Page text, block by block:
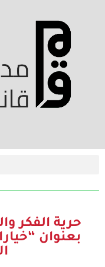
حرية الفكر
بعنوان